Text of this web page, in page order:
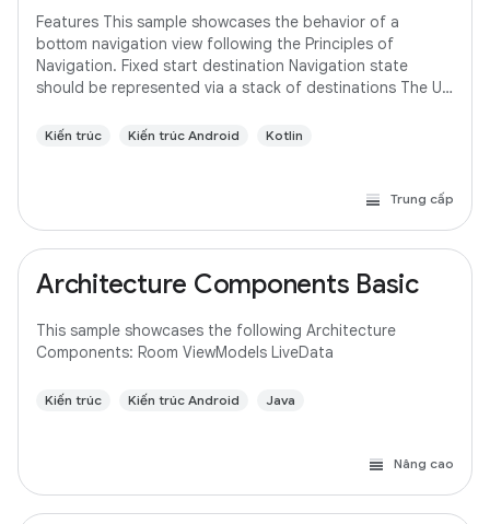
Features This sample showcases the behavior of a
bottom navigation view following the Principles of
Navigation. Fixed start destination Navigation state
should be represented via a stack of destinations The Up
Kiến trúc Kiến trúc Android Kotlin
Trung cấp
Architecture Components Basic
This sample showcases the following Architecture
Components: Room ViewModels LiveData
Kiến trúc Kiến trúc Android Java
Nâng cao